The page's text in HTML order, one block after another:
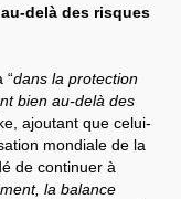
delà des risques
“dans la protection
bien au-delà des
ajoutant que celui-
mondiale de la
de continuer à
la balance